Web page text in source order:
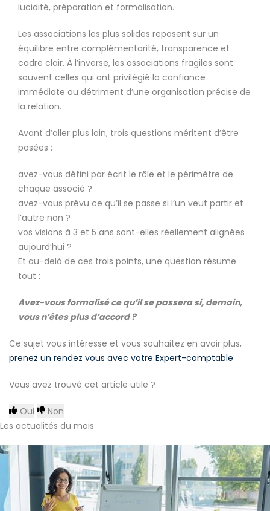
lucidité, préparation et formalisation.
Les associations les plus solides reposent sur un
équilibre entre complémentarité, transparence et
cadre clair. À l’inverse, les associations fragiles sont
souvent celles qui ont privilégié la confiance
immédiate au détriment d’une organisation précise de
la relation.
Avant d’aller plus loin, trois questions méritent d’être
posées :
avez-vous défini par écrit le rôle et le périmètre de
chaque associé ?
avez-vous prévu ce qu’il se passe si l’un veut partir et
l’autre non ?
vos visions à 3 et 5 ans sont-elles réellement alignées
aujourd’hui ?
Et au-delà de ces trois points, une question résume
tout :
Avez-vous formalisé ce qu’il se passera si, demain,
vous n’êtes plus d’accord ?
Ce sujet vous intéresse et vous souhaitez en avoir plus,
prenez un rendez vous avec votre Expert-comptable
Vous avez trouvé cet article utile ?
Oui
Non
Les actualités du mois